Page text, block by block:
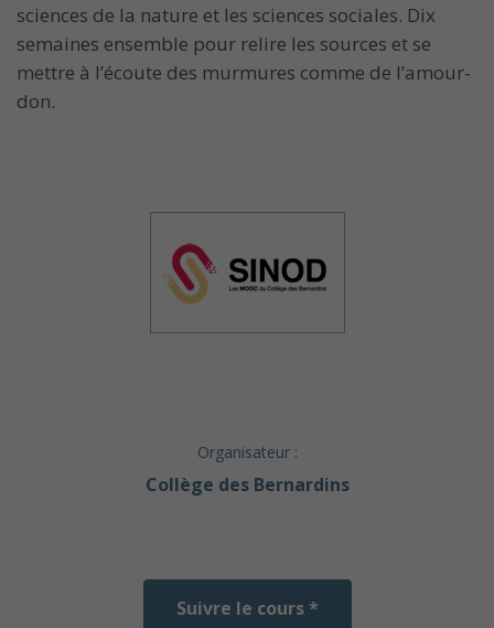
sciences de la nature et les sciences sociales. Dix
semaines ensemble pour relire les sources et se
mettre à l’écoute des murmures comme de l’amour-
don.
Organisateur :
Collège des Bernardins
Suivre le cours *